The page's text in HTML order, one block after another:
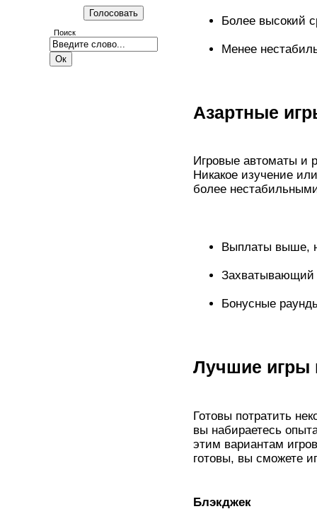
Поиск
Более высокий
Менее
Азартные
Игровые автоматы и
Никакое изучение
более
Выплаты выше,
Захватывающий
Бонусные
Лучшие игры
Готовы потратить
вы набираетесь
этим вариантам
готовы, вы сможете
Блэкджек